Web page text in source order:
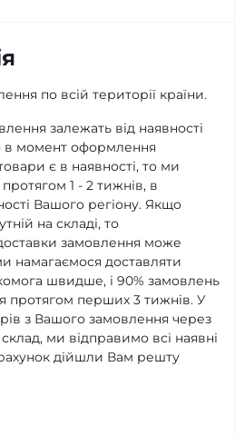
по всій території країни.
залежать від наявності
в момент оформлення
є в наявності, то ми
1 - 2 тижнів, в
Вашого регіону. Якщо
на складі, то
замовлення може
намагаємося доставляти
швидше, і 90% замовлень
протягом перших 3 тижнів. У
з Вашого замовлення через
ми відправимо всі наявні
дійшли Вам решту